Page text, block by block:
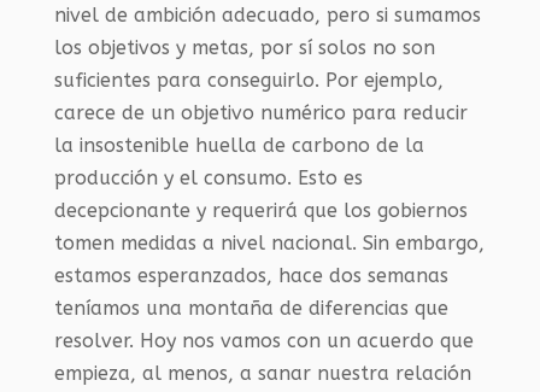
nivel de ambición adecuado, pero si sumamos
los objetivos y metas, por sí solos no son
suficientes para conseguirlo. Por ejemplo,
carece de un objetivo numérico para reducir
la insostenible huella de carbono de la
producción y el consumo. Esto es
decepcionante y requerirá que los gobiernos
tomen medidas a nivel nacional. Sin embargo,
estamos esperanzados, hace dos semanas
teníamos una montaña de diferencias que
resolver. Hoy nos vamos con un acuerdo que
empieza, al menos, a sanar nuestra relación